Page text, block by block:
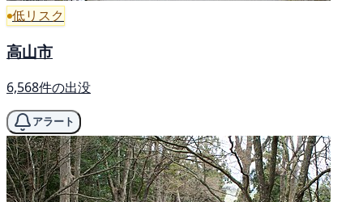
低リスク
高山市
6,568件の出没
アラート